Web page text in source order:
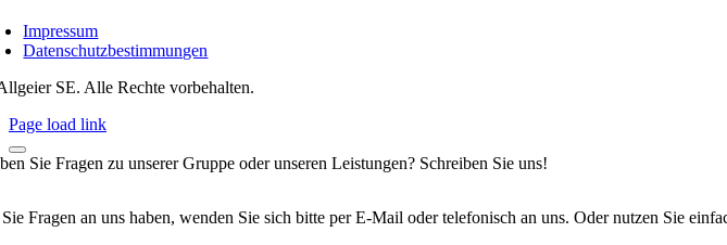
Impressum
Datenschutzbestimmungen
SE. Alle Rechte vorbehalten.
Page load link
Sie Fragen zu unserer Gruppe oder unseren Leistungen? Schreiben Sie uns!
Fragen an uns haben, wenden Sie sich bitte per E-Mail oder telefonisch an uns. Oder nutzen Sie